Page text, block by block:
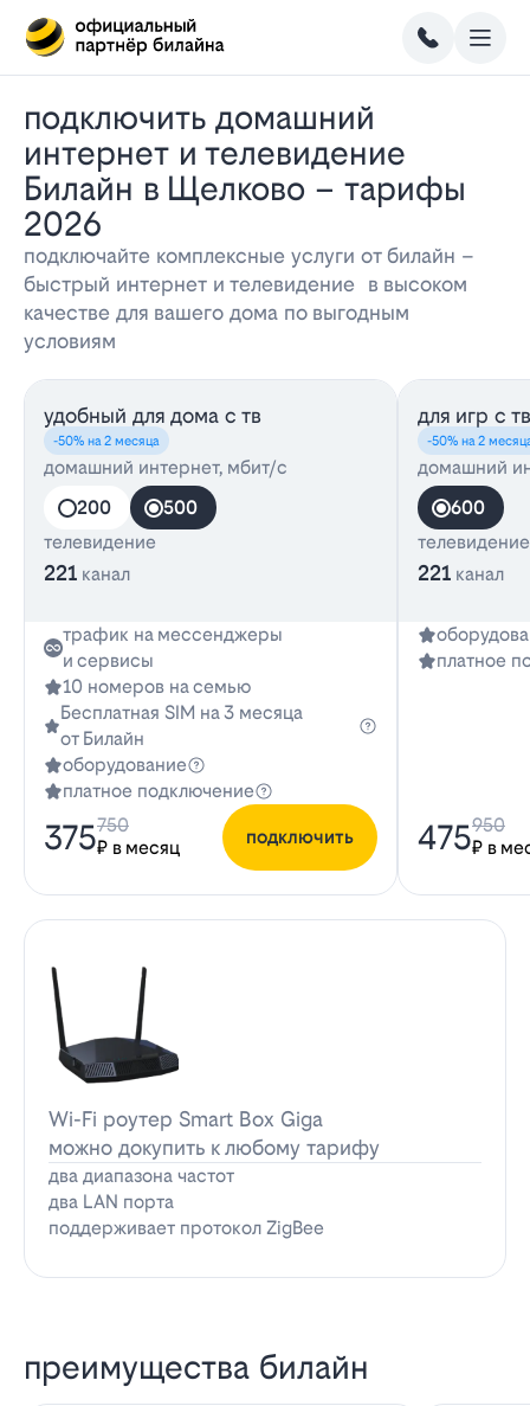
Подключить домашний
интернет и телевидение
Билайн в Щелково – тарифы
2026
подключайте комплексные услуги от билайн –
быстрый интернет и телевидение в высоком
качестве для вашего дома по выгодным
условиям
удобный для дома с тв
-50% на 2 месяца
домашний интернет, мбит/с
200
500
телевидение
221 канал
трафик на мессенджеры
и сервисы
10 номеров на семью
Бесплатная SIM на 3 месяца
от Билайн
оборудование
платное подключение
375₽ в месяц
750
подключить
для игр с тв
-50% на 2
домашний
600
телевидение
221 канал
платное
475₽ в
950
Wi-Fi роутер Smart Box Giga
можно докупить к любому тарифу
два диапазона частот
два LAN порта
поддерживает протокол ZigBee
преимущества билайн